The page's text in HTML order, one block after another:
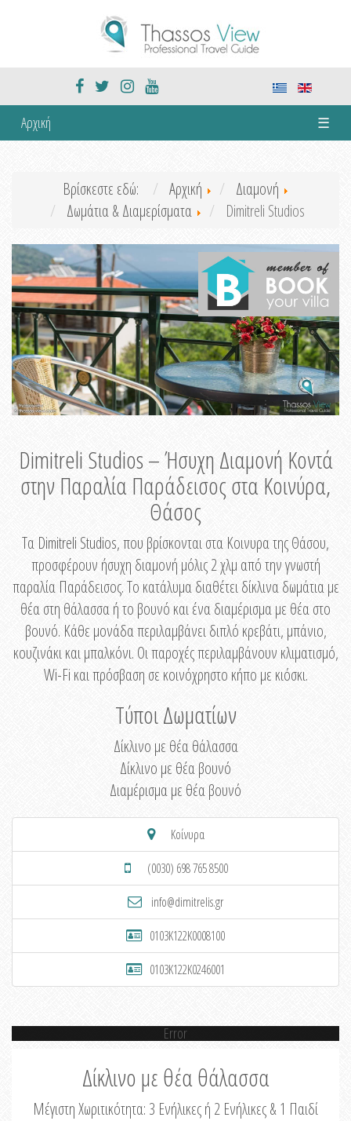
Αρχική ☰
Βρίσκεστε εδώ: Αρχική
Διαμονή
Δωμάτια & Διαμερίσματα
Dimitreli Studios
Dimitreli Studios – Ήσυχη Διαμονή Κοντά
στην Παραλία Παράδεισος στα Κοινύρα,
Θάσος
Τα Dimitreli Studios, που βρίσκονται στα Κοινυρα της Θάσου,
προσφέρουν ήσυχη διαμονή μόλις 2 χλμ από την γνωστή
παραλία Παράδεισος. Το κατάλυμα διαθέτει δίκλινα δωμάτια με
θέα στη θάλασσα ή το βουνό και ένα διαμέρισμα με θέα στο
βουνό. Κάθε μονάδα περιλαμβάνει διπλό κρεβάτι, μπάνιο,
κουζινάκι και μπαλκόνι. Οι παροχές περιλαμβάνουν κλιματισμό,
Wi-Fi και πρόσβαση σε κοινόχρηστο κήπο με κιόσκι.
Τύποι Δωματίων
Δίκλινο με θέα θάλασσα
Δίκλινο με θέα βουνό
Διαμέρισμα με θέα βουνό
Κοίνυρα
(0030) 698 765 8500
info@dimitrelis.gr
0103K122K0008100
0103K122K0246001
Error
Δίκλινο με θέα θάλασσα
Μέγιστη Χωριτικότητα: 3 Ενήλικες ή 2 Ενήλικες & 1 Παιδί